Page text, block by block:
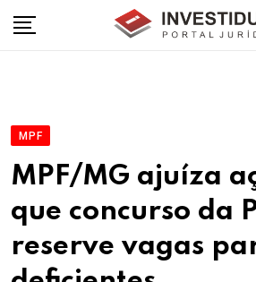
MPF
MPF/MG ajuíza
que concurso da
reserve vagas